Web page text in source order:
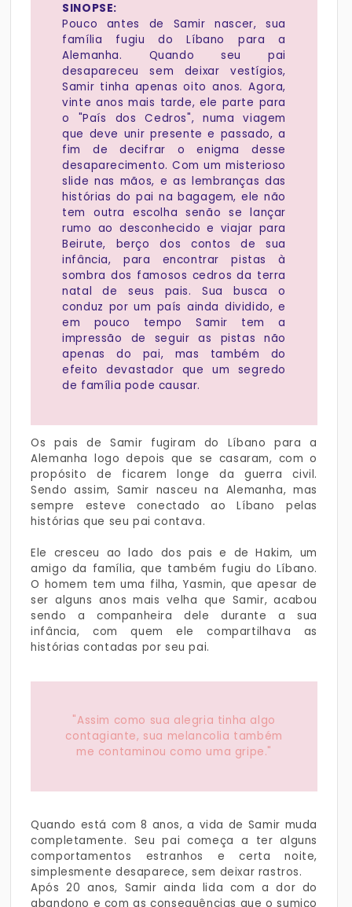
SINOPSE:
Pouco antes de Samir nascer, sua
família fugiu do Líbano para a
Alemanha. Quando seu pai
desapareceu sem deixar vestígios,
Samir tinha apenas oito anos. Agora,
vinte anos mais tarde, ele parte para
o "País dos Cedros", numa viagem
que deve unir presente e passado, a
fim de decifrar o enigma desse
desaparecimento. Com um misterioso
slide nas mãos, e as lembranças das
histórias do pai na bagagem, ele não
tem outra escolha senão se lançar
rumo ao desconhecido e viajar para
Beirute, berço dos contos de sua
infância, para encontrar pistas à
sombra dos famosos cedros da terra
natal de seus pais. Sua busca o
conduz por um país ainda dividido, e
em pouco tempo Samir tem a
impressão de seguir as pistas não
apenas do pai, mas também do
efeito devastador que um segredo
de família pode causar.
Os pais de Samir fugiram do Líbano para a
Alemanha logo depois que se casaram, com o
propósito de ficarem longe da guerra civil.
Sendo assim, Samir nasceu na Alemanha, mas
sempre esteve conectado ao Líbano pelas
histórias que seu pai contava.
Ele cresceu ao lado dos pais e de Hakim, um
amigo da família, que também fugiu do Líbano.
O homem tem uma filha, Yasmin, que apesar de
ser alguns anos mais velha que Samir, acabou
sendo a companheira dele durante a sua
infância, com quem ele compartilhava as
histórias contadas por seu pai.
"Assim como sua alegria tinha algo
contagiante, sua melancolia também
me contaminou como uma gripe."
Quando está com 8 anos, a vida de Samir muda
completamente. Seu pai começa a ter alguns
comportamentos estranhos e certa noite,
simplesmente desaparece, sem deixar rastros.
Após 20 anos, Samir ainda lida com a dor do
abandono e com as consequências que o sumiço